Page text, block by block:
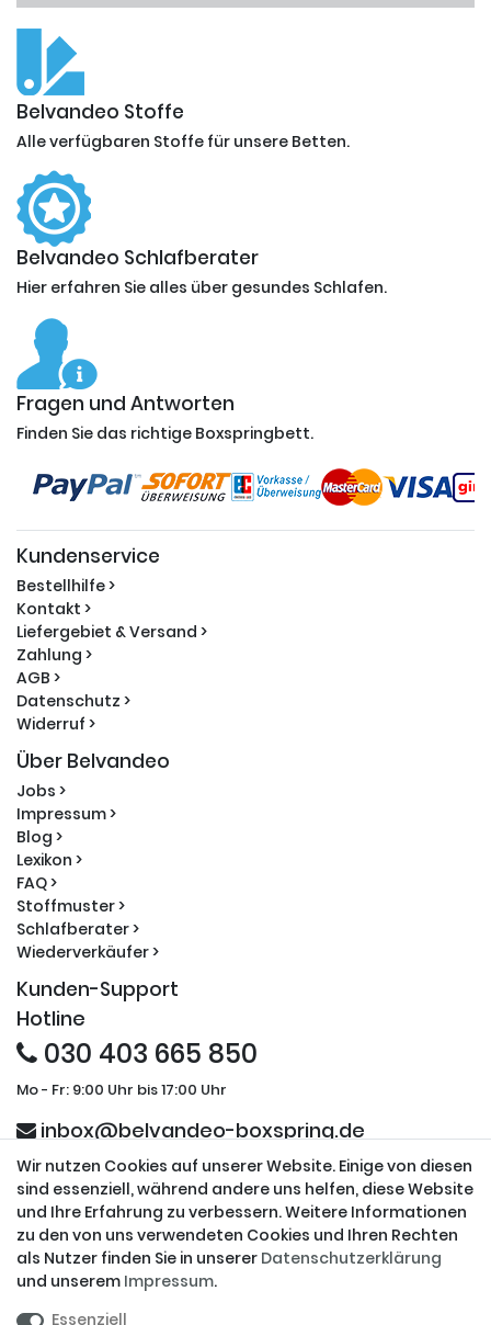
Belvandeo Stoffe
Alle verfügbaren Stoffe für unsere Betten.
Belvandeo Schlafberater
Hier erfahren Sie alles über gesundes Schlafen.
Fragen und Antworten
Finden Sie das richtige Boxspringbett.
Kundenservice
Bestellhilfe >
Kontakt >
Liefergebiet & Versand >
Zahlung >
AGB >
Datenschutz >
Widerruf >
Über Belvandeo
Jobs >
Impressum >
Blog >
Lexikon >
FAQ >
Stoffmuster >
Schlafberater >
Wiederverkäufer >
Kunden-Support
Hotline
030 403 665 850
Mo - Fr: 9:00 Uhr bis 17:00 Uhr
inbox@belvandeo-boxspring.de
Sicherheit und Partner
Datensicherheit
Verbindung übertragen.
Wir nutzen Cookies auf unserer Website. Einige von diesen
sind essenziell, während andere uns helfen, diese Website
und Ihre Erfahrung zu verbessern. Weitere Informationen
zu den von uns verwendeten Cookies und Ihren Rechten
als Nutzer finden Sie in unserer Daten­schutz­erklärung
und unserem Impressum.
Essenziell